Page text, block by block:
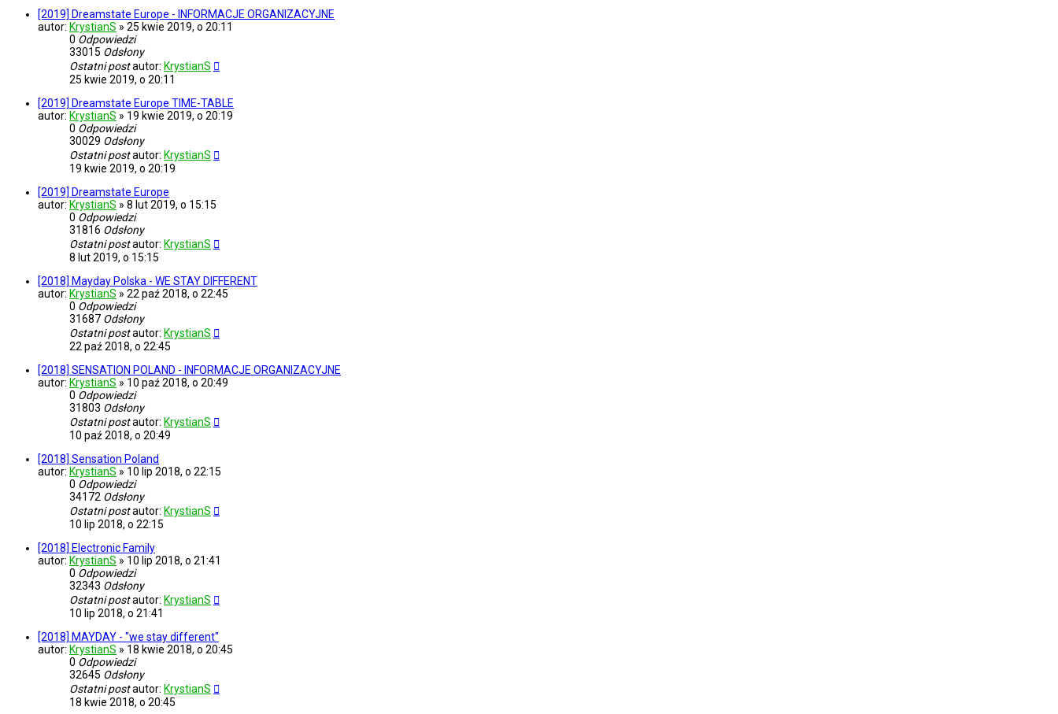
[2019] Dreamstate Europe - INFORMACJE ORGANIZACYJNE
autor: KrystianS » 25 kwie 2019, o 20:11
0 Odpowiedzi
33015 Odsłony
Ostatni postautor: KrystianS
25 kwie 2019, o 20:11
[2019] Dreamstate Europe TIME-TABLE
autor: KrystianS » 19 kwie 2019, o 20:19
0 Odpowiedzi
30029 Odsłony
Ostatni postautor: KrystianS
19 kwie 2019, o 20:19
[2019] Dreamstate Europe
autor: KrystianS » 8 lut 2019, o 15:15
0 Odpowiedzi
31816 Odsłony
Ostatni postautor: KrystianS
8 lut 2019, o 15:15
[2018] Mayday Polska - WE STAY DIFFERENT
autor: KrystianS » 22 paź 2018, o 22:45
0 Odpowiedzi
31687 Odsłony
Ostatni postautor: KrystianS
22 paź 2018, o 22:45
[2018] SENSATION POLAND - INFORMACJE ORGANIZACYJNE
autor: KrystianS » 10 paź 2018, o 20:49
0 Odpowiedzi
31803 Odsłony
Ostatni postautor: KrystianS
10 paź 2018, o 20:49
[2018] Sensation Poland
autor: KrystianS » 10 lip 2018, o 22:15
0 Odpowiedzi
34172 Odsłony
Ostatni postautor: KrystianS
10 lip 2018, o 22:15
[2018] Electronic Family
autor: KrystianS » 10 lip 2018, o 21:41
0 Odpowiedzi
32343 Odsłony
Ostatni postautor: KrystianS
10 lip 2018, o 21:41
[2018] MAYDAY - "we stay different"
autor: KrystianS » 18 kwie 2018, o 20:45
0 Odpowiedzi
32645 Odsłony
Ostatni postautor: KrystianS
18 kwie 2018, o 20:45